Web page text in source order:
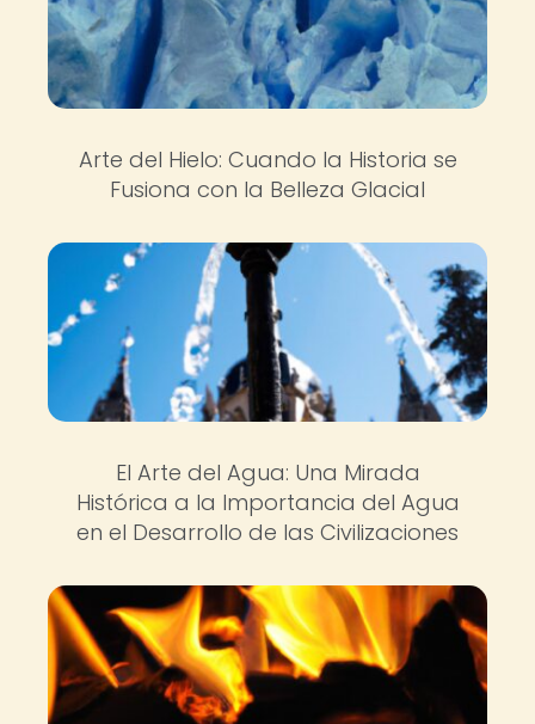
Arte del Hielo: Cuando la Historia se
Fusiona con la Belleza Glacial
El Arte del Agua: Una Mirada
Histórica a la Importancia del Agua
en el Desarrollo de las Civilizaciones